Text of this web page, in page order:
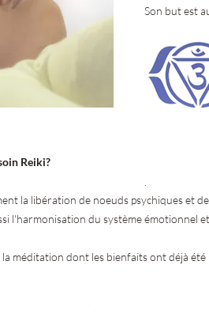
Son but est
Reiki?
la libération de noeuds psychiques et
l'harmonisation du système émotionnel
méditation dont les bienfaits ont déjà été